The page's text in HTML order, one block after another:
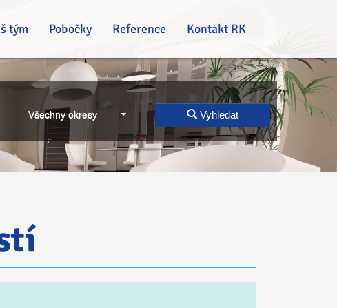
tým Pobočky Reference Kontakt RK
Všechny okresy Vyhledat